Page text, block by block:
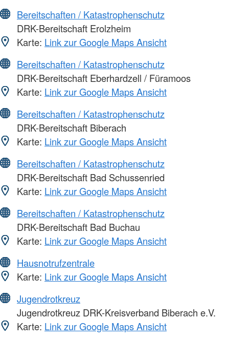
Bereitschaften / Katastrophenschutz
DRK-Bereitschaft Erolzheim
Karte: Link zur Google Maps Ansicht
Bereitschaften / Katastrophenschutz
DRK-Bereitschaft Eberhardzell / Füramoos
Karte: Link zur Google Maps Ansicht
Bereitschaften / Katastrophenschutz
DRK-Bereitschaft Biberach
Karte: Link zur Google Maps Ansicht
Bereitschaften / Katastrophenschutz
DRK-Bereitschaft Bad Schussenried
Karte: Link zur Google Maps Ansicht
Bereitschaften / Katastrophenschutz
DRK-Bereitschaft Bad Buchau
Karte: Link zur Google Maps Ansicht
Hausnotrufzentrale
Karte: Link zur Google Maps Ansicht
Jugendrotkreuz
Jugendrotkreuz DRK-Kreisverband Biberach e.V.
Karte: Link zur Google Maps Ansicht